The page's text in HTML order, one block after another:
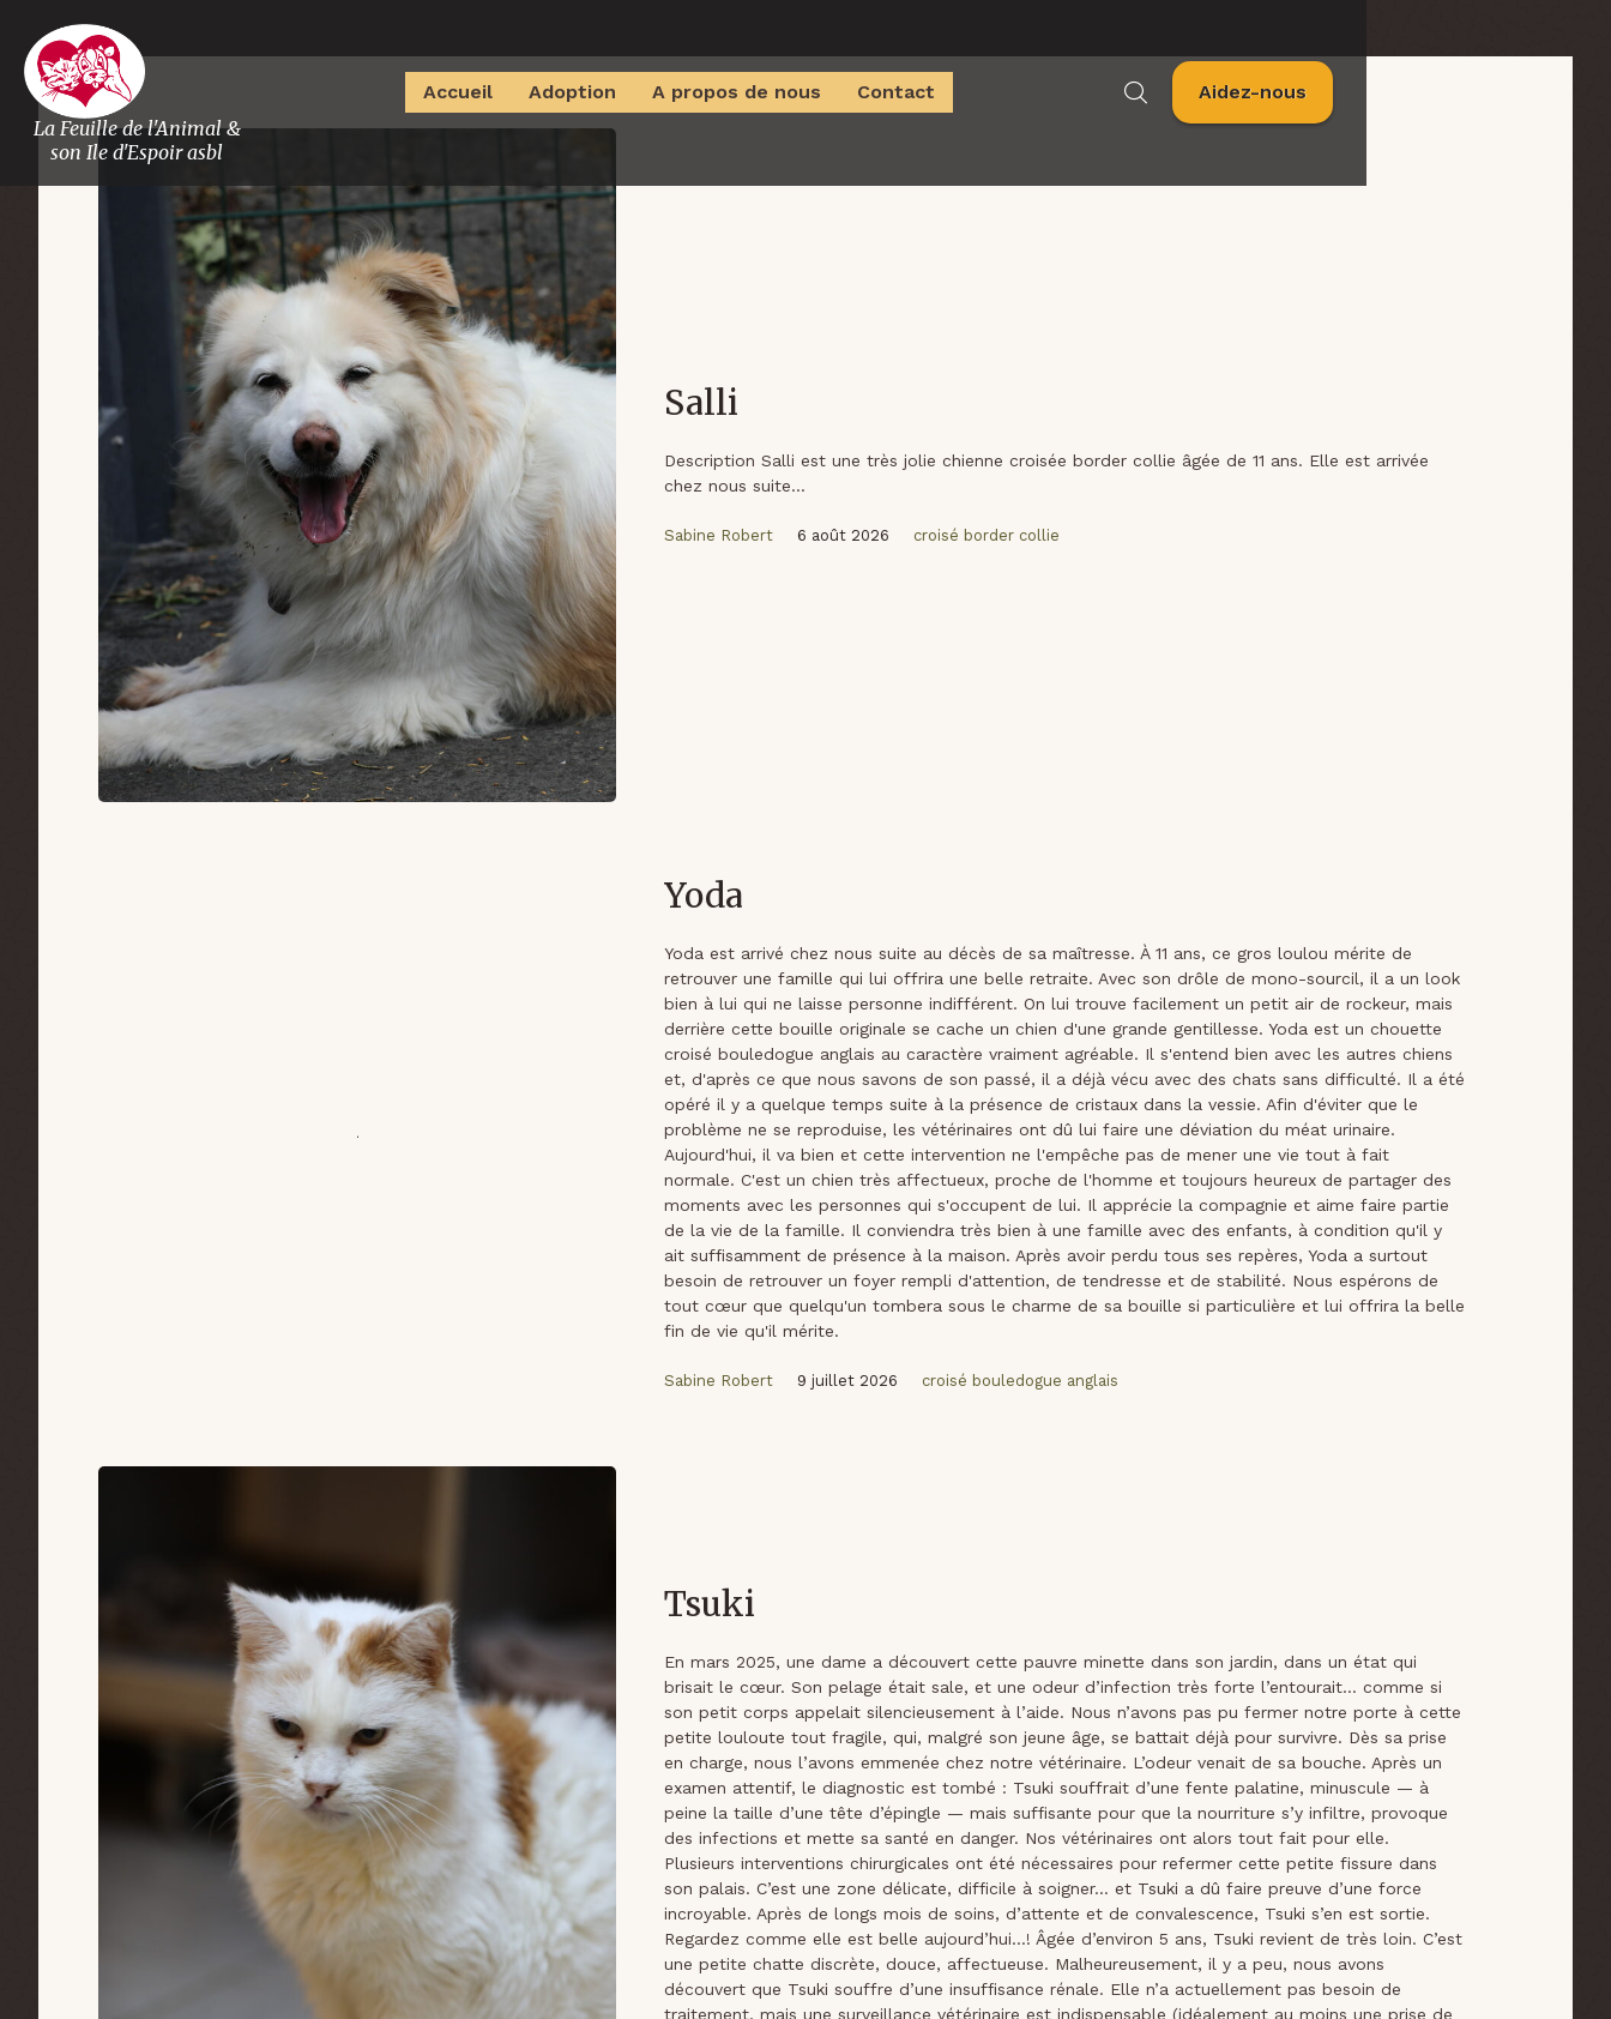
La Feuille de l'Animal &
son Ile d'Espoir asbl
Accueil Adoption A propos de nous Contact Aidez-nous
Salli
Description Salli est une très jolie chienne croisée border collie âgée de 11 ans. Elle est arrivée
chez nous suite...
Sabine Robert 6 août 2026 croisé border collie
Yoda
Yoda est arrivé chez nous suite au décès de sa maîtresse. À 11 ans, ce gros loulou mérite de
retrouver une famille qui lui offrira une belle retraite. Avec son drôle de mono-sourcil, il a un look
bien à lui qui ne laisse personne indifférent. On lui trouve facilement un petit air de rockeur, mais
derrière cette bouille originale se cache un chien d'une grande gentillesse. Yoda est un chouette
croisé bouledogue anglais au caractère vraiment agréable. Il s'entend bien avec les autres chiens
et, d'après ce que nous savons de son passé, il a déjà vécu avec des chats sans difficulté. Il a été
opéré il y a quelque temps suite à la présence de cristaux dans la vessie. Afin d'éviter que le
problème ne se reproduise, les vétérinaires ont dû lui faire une déviation du méat urinaire.
Aujourd'hui, il va bien et cette intervention ne l'empêche pas de mener une vie tout à fait
normale. C'est un chien très affectueux, proche de l'homme et toujours heureux de partager des
moments avec les personnes qui s'occupent de lui. Il apprécie la compagnie et aime faire partie
de la vie de la famille. Il conviendra très bien à une famille avec des enfants, à condition qu'il y
ait suffisamment de présence à la maison. Après avoir perdu tous ses repères, Yoda a surtout
besoin de retrouver un foyer rempli d'attention, de tendresse et de stabilité. Nous espérons de
tout cœur que quelqu'un tombera sous le charme de sa bouille si particulière et lui offrira la belle
fin de vie qu'il mérite.
Sabine Robert 9 juillet 2026 croisé bouledogue anglais
Tsuki
En mars 2025, une dame a découvert cette pauvre minette dans son jardin, dans un état qui
brisait le cœur. Son pelage était sale, et une odeur d’infection très forte l’entourait… comme si
son petit corps appelait silencieusement à l’aide. Nous n’avons pas pu fermer notre porte à cette
petite louloute tout fragile, qui, malgré son jeune âge, se battait déjà pour survivre. Dès sa prise
en charge, nous l’avons emmenée chez notre vétérinaire. L’odeur venait de sa bouche. Après un
examen attentif, le diagnostic est tombé : Tsuki souffrait d’une fente palatine, minuscule — à
peine la taille d’une tête d’épingle — mais suffisante pour que la nourriture s’y infiltre, provoque
des infections et mette sa santé en danger. Nos vétérinaires ont alors tout fait pour elle.
Plusieurs interventions chirurgicales ont été nécessaires pour refermer cette petite fissure dans
son palais. C’est une zone délicate, difficile à soigner… et Tsuki a dû faire preuve d’une force
incroyable. Après de longs mois de soins, d’attente et de convalescence, Tsuki s’en est sortie.
Regardez comme elle est belle aujourd’hui…! Âgée d’environ 5 ans, Tsuki revient de très loin. C’est
une petite chatte discrète, douce, affectueuse. Malheureusement, il y a peu, nous avons
découvert que Tsuki souffre d’une insuffisance rénale. Elle n’a actuellement pas besoin de
traitement, mais une surveillance vétérinaire est indispensable (idéalement au moins une prise de